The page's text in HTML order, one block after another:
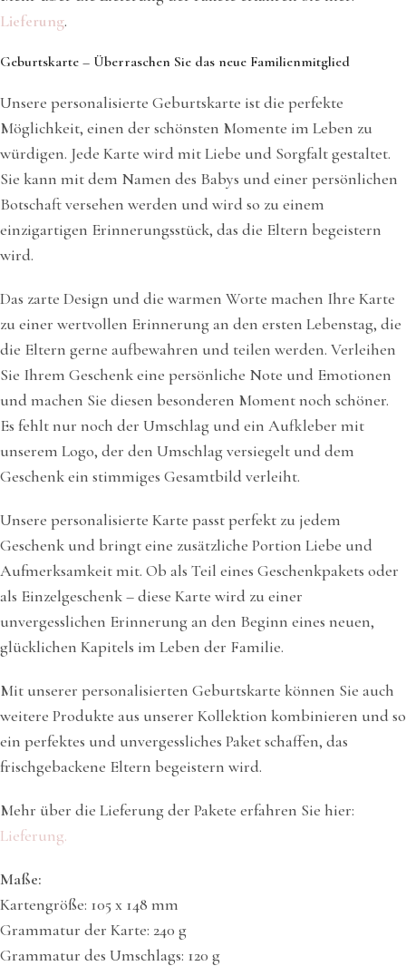
Lieferung.
Geburtskarte – Überraschen Sie das neue Familienmitglied
Unsere personalisierte Geburtskarte ist die perfekte
Möglichkeit, einen der schönsten Momente im Leben zu
würdigen. Jede Karte wird mit Liebe und Sorgfalt gestaltet.
Sie kann mit dem Namen des Babys und einer persönlichen
Botschaft versehen werden und wird so zu einem
einzigartigen Erinnerungsstück, das die Eltern begeistern
wird.
Das zarte Design und die warmen Worte machen Ihre Karte
zu einer wertvollen Erinnerung an den ersten Lebenstag, die
die Eltern gerne aufbewahren und teilen werden. Verleihen
Sie Ihrem Geschenk eine persönliche Note und Emotionen
und machen Sie diesen besonderen Moment noch schöner.
Es fehlt nur noch der Umschlag und ein Aufkleber mit
unserem Logo, der den Umschlag versiegelt und dem
Geschenk ein stimmiges Gesamtbild verleiht.
Unsere personalisierte Karte passt perfekt zu jedem
Geschenk und bringt eine zusätzliche Portion Liebe und
Aufmerksamkeit mit. Ob als Teil eines Geschenkpakets oder
als Einzelgeschenk – diese Karte wird zu einer
unvergesslichen Erinnerung an den Beginn eines neuen,
glücklichen Kapitels im Leben der Familie.
Mit unserer personalisierten Geburtskarte können Sie auch
weitere Produkte aus unserer Kollektion kombinieren und so
ein perfektes und unvergessliches Paket schaffen, das
frischgebackene Eltern begeistern wird.
Mehr über die Lieferung der Pakete erfahren Sie hier:
Lieferung.
Maße:
Kartengröße: 105 x 148 mm
Grammatur der Karte: 240 g
Grammatur des Umschlags: 120 g